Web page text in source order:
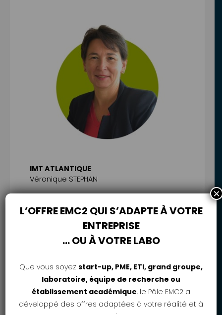
IMT ATLANTIQUE
Véronique STEPHAN
L’OFFRE EMC2 QUI S’ADAPTE À VOTRE
ENTREPRISE
… OU À VOTRE LABO
Que vous soyez start-up, PME, ETI, grand groupe,
laboratoire, équipe de recherche ou
établissement académique, le Pôle EMC2 a
développé des offres adaptées à votre réalité et à
×